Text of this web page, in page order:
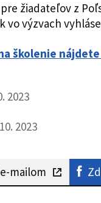
žiadateľov z
vo výzvach
školenie
2023
2023
mailom